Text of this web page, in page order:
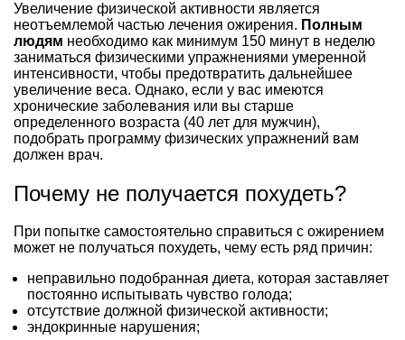
Увеличение физической активности является
неотъемлемой частью лечения ожирения. Полным
людям необходимо как минимум 150 минут в неделю
заниматься физическими упражнениями умеренной
интенсивности, чтобы предотвратить дальнейшее
увеличение веса. Однако, если у вас имеются
хронические заболевания или вы старше
определенного возраста (40 лет для мужчин),
подобрать программу физических упражнений вам
должен врач.
Почему не получается похудеть?
При попытке самостоятельно справиться с ожирением
может не получаться похудеть, чему есть ряд причин:
неправильно подобранная диета, которая заставляет
постоянно испытывать чувство голода;
отсутствие должной физической активности;
эндокринные нарушения;